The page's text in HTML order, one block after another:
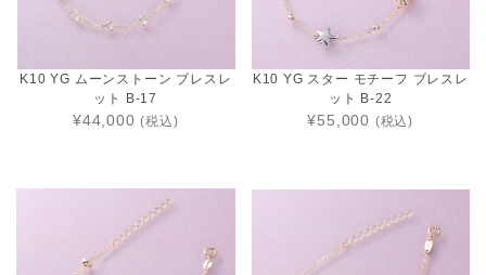
K10 YG ムーンストーン ブレスレ
ット B-17
¥44,000 (税込)
K10 YG スター モチーフ ブレスレ
ット B-22
¥55,000 (税込)